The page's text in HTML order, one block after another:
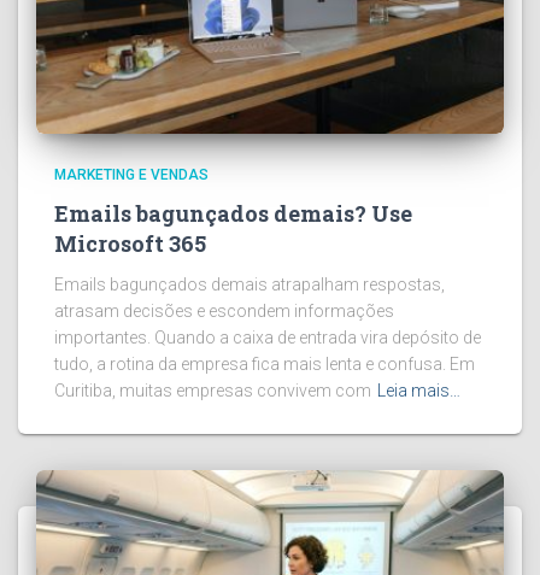
MARKETING E VENDAS
Emails bagunçados demais? Use
Microsoft 365
Emails bagunçados demais atrapalham respostas,
atrasam decisões e escondem informações
importantes. Quando a caixa de entrada vira depósito de
tudo, a rotina da empresa fica mais lenta e confusa. Em
Curitiba, muitas empresas convivem com
Leia mais…